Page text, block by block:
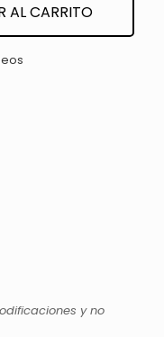
AL CARRITO
y no